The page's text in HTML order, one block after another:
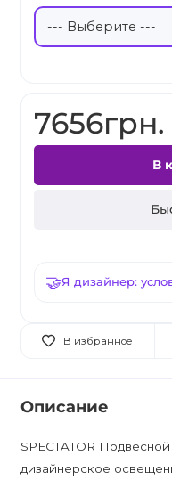
7656грн.
В
Я дизайнер:
В избранное
Описание
SPECTATOR
дизайнерское